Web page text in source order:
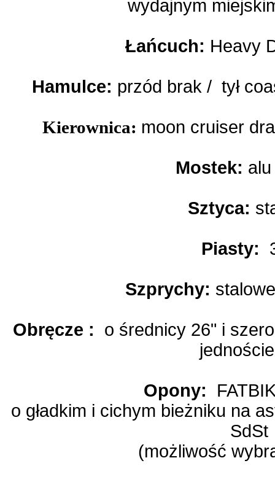
wydajnym
Łańcuch: Heavy
Hamulce: przód brak / tył
Kierownica: moon cruiser
Mostek:
Sztyca:
Piasty:
Szprychy:
Obręcze :
o średnicy 26" i
Opony:
o gładkim i cichym bieżniku na
SdSt
(możliwość